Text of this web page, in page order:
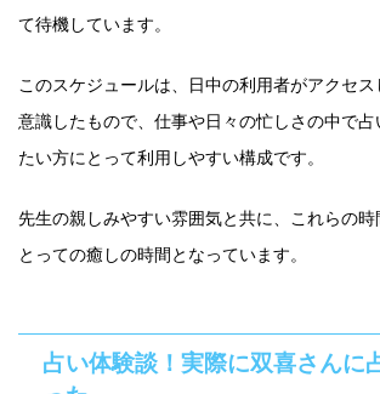
て待機しています。
このスケジュールは、日中の利用者がアクセ
意識したもので、仕事や日々の忙しさの中で
たい方にとって利用しやすい構成です。
先生の親しみやすい雰囲気と共に、これらの時
とっての癒しの時間となっています。
占い体験談！実際に双喜さんに